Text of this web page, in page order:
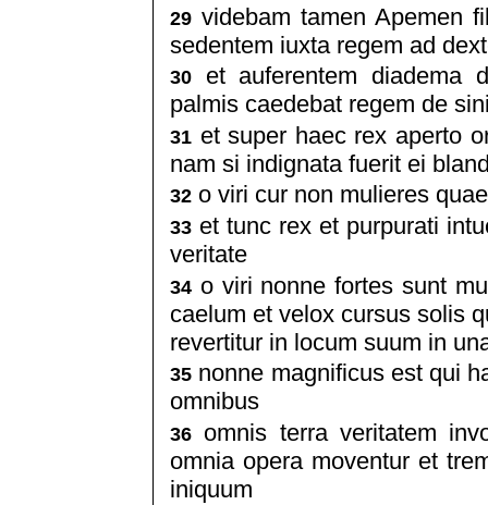
29 videbam tamen Apemen
sedentem iuxta regem ad
30
et auferentem diadema
palmis caedebat regem de
31 et super haec rex aperto
nam si indignata fuerit ei
32 o viri cur non mulieres
33 et tunc rex et purpurati
veritate
34 o viri nonne fortes sunt
caelum et velox cursus solis
revertitur in locum suum in
35 nonne magnificus est qui
omnibus
36 omnis terra veritatem
omnia opera moventur et
iniquum